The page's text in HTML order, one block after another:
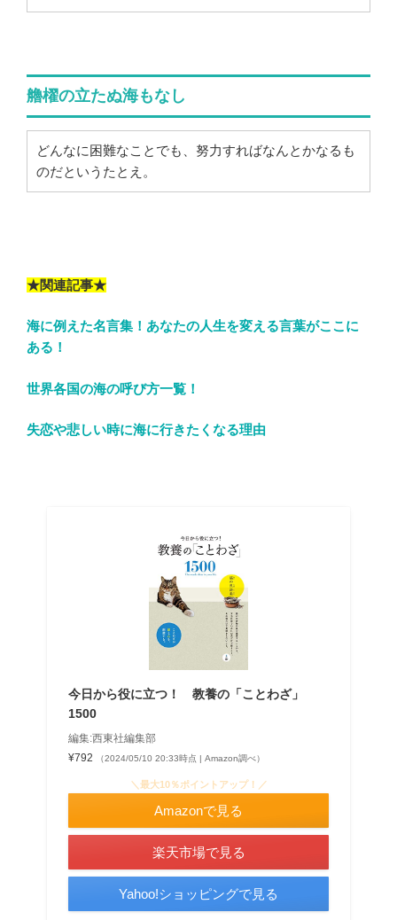
艪櫂の立たぬ海もなし
どんなに困難なことでも、努力すればなんとかなるも
のだというたとえ。
★関連記事★
海に例えた名言集！あなたの人生を変える言葉がここに
ある！
世界各国の海の呼び方一覧！
失恋や悲しい時に海に行きたくなる理由
今日から役に立つ！ 教養の「ことわざ」
1500
編集:西東社編集部
¥792
（2024/05/10 20:33時点 | Amazon調べ）
＼最大10％ポイントアップ！／
Amazonで見る
楽天市場で見る
Yahoo!ショッピングで見る